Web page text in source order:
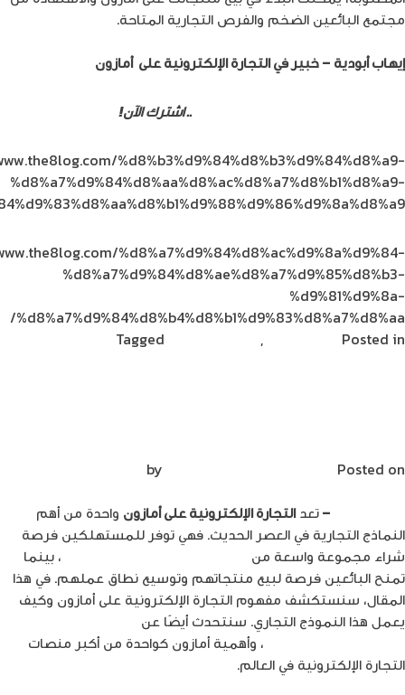
مجتمع البائعين الضخم والفرص التجارية المتاحة.
إيهاب أبودية – خبير في التجارة الإلكترونية على أمازون
.. اشترك الآن!
%d8%b3%d9%84%d8%b3%d9%84%d8%a9-
%d8%a7%d9%84%d8%aa%d8%ac%d8%a7%d8%b1%d8%a9-
%d8%a7%d9%84%d8%ac%d9%8a%d9%84-
%d8%a7%d9%84%d8%ae%d8%a7%d9%85%d8%b3-
%d9%81%d9%8a-
%d8%a7%d9%84%d8%b4%d8%b1%d9%83%d8%a7%d8%aa/
Posted in
,
Tagged
Posted on
–تعدالتجارة الإلكترونية على أمازون واحدة من أهم
النماذج التجارية في العصر الحديث. فهي توفر للمستهلكين فرصة
شراء مجموعة واسعة من
، بينما
تمنح البائعين فرصة لبيع منتجاتهم وتوسيع نطاق عملهم. في هذا
المقال، سنستكشف مفهوم التجارة الإلكترونية على أمازون وكيف
يعمل هذا النموذج التجاري. سنتحدث أيضًا عن
، وأهمية أمازون كواحدة من أكبر منصات
التجارة الإلكترونية في العالم.